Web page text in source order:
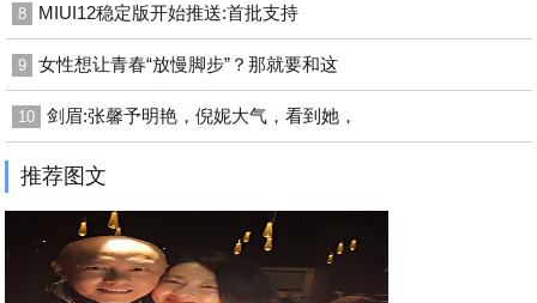
8 MIUI12稳定版开始推送:首批支持
9 女性想让青春“放慢脚步”？那就要和这
10 剑眉:张馨予明艳，倪妮大气，看到她，
推荐图文